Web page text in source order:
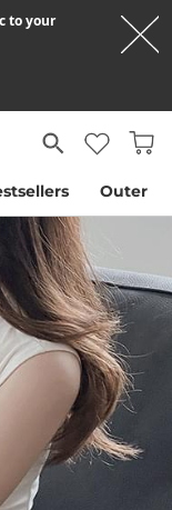
to your
Outer